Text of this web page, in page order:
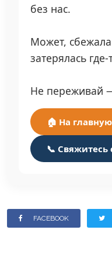
без нас.
Может,
затерялась где-
Не переживай
🏠 На главную
📞 Свяжитесь
FACEBOOK